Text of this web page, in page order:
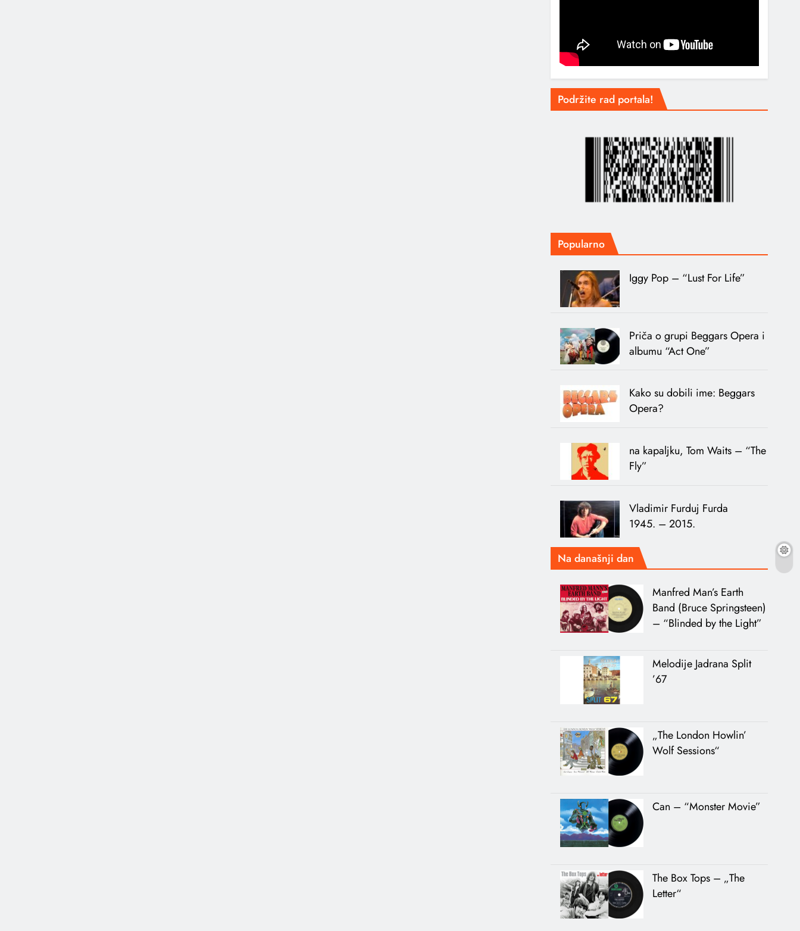
Podržite rad portala!
Popularno
Iggy Pop – “Lust For Life”
Priča o grupi Beggars Opera i
albumu “Act One”
Kako su dobili ime: Beggars
Opera?
na kapaljku, Tom Waits – “The
Fly”
Vladimir Furduj Furda
1945. – 2015.
Na današnji dan
Manfred Man’s Earth
Band (Bruce Springsteen)
– “Blinded by the Light”
Melodije Jadrana Split
’67
„The London Howlin’
Wolf Sessions“
Can – “Monster Movie”
The Box Tops – „The
Letter“